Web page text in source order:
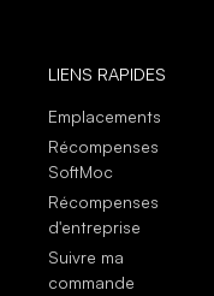
LIENS RAPIDES
Emplacements
Récompenses
SoftMoc
Récompenses
d'entreprise
Suivre ma
commande